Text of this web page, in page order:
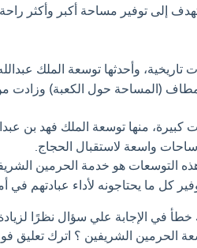
إلى توفير مساحة أكبر وأكثر
وأحدثها توسعة الملك
(المساحة حول الكعبة) وزادت من
كبيرة، منها توسعة الملك فهد بن
واسعة لاستقبال الحجاج.
التوسعات هو خدمة الحرمين
كل ما يحتاجونه لأداء عبادتهم في
خطأ في الإجابة علي سؤال نظرًا
الحرمين الشريفين ؟ اترك تعليق